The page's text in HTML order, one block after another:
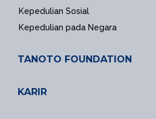
Kepedulian Sosial
Kepedulian pada Negara
TANOTO FOUNDATION
KARIR